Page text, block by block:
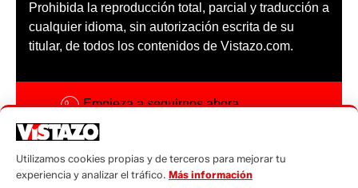
Prohibida la reproducción total, parcial y traducción a
cualquier idioma, sin autorización escrita de su
titular, de todos los contenidos de Vistazo.com.
Empieza a seguirnos ahora
Código ética
Utilizamos cookies propias y de terceros para mejorar tu
experiencia y analizar el tráfico. Más información